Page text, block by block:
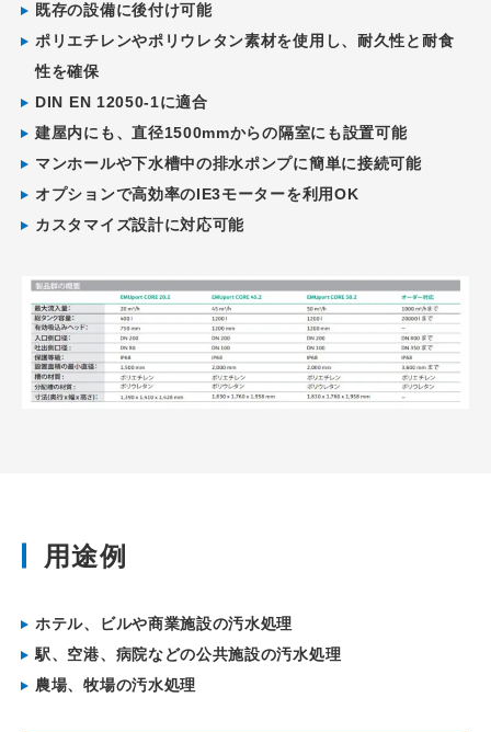
既存の設備に後付け可能
ポリエチレンやポリウレタン素材を使用し、耐久性と耐食
性を確保
DIN EN 12050-1に適合
建屋内にも、直径1500mmからの隔室にも設置可能
マンホールや下水槽中の排水ポンプに簡単に接続可能
オプションで高効率のIE3モーターを利用OK
カスタマイズ設計に対応可能
用途例
ホテル、ビルや商業施設の汚水処理
駅、空港、病院などの公共施設の汚水処理
農場、牧場の汚水処理